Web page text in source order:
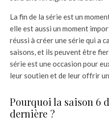
La fin de la série est un
elle est aussi un moment
réussi à créer une série qui a
saisons, et ils peuvent être
série est une occasion pour
leur soutien et de leur offrir
Pourquoi la saison 6
dernière ?